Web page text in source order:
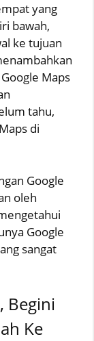
yang
bawah,
ke tujuan
Maps
tahu,
di
Google
oleh
Google
sangat
Begini
Ke